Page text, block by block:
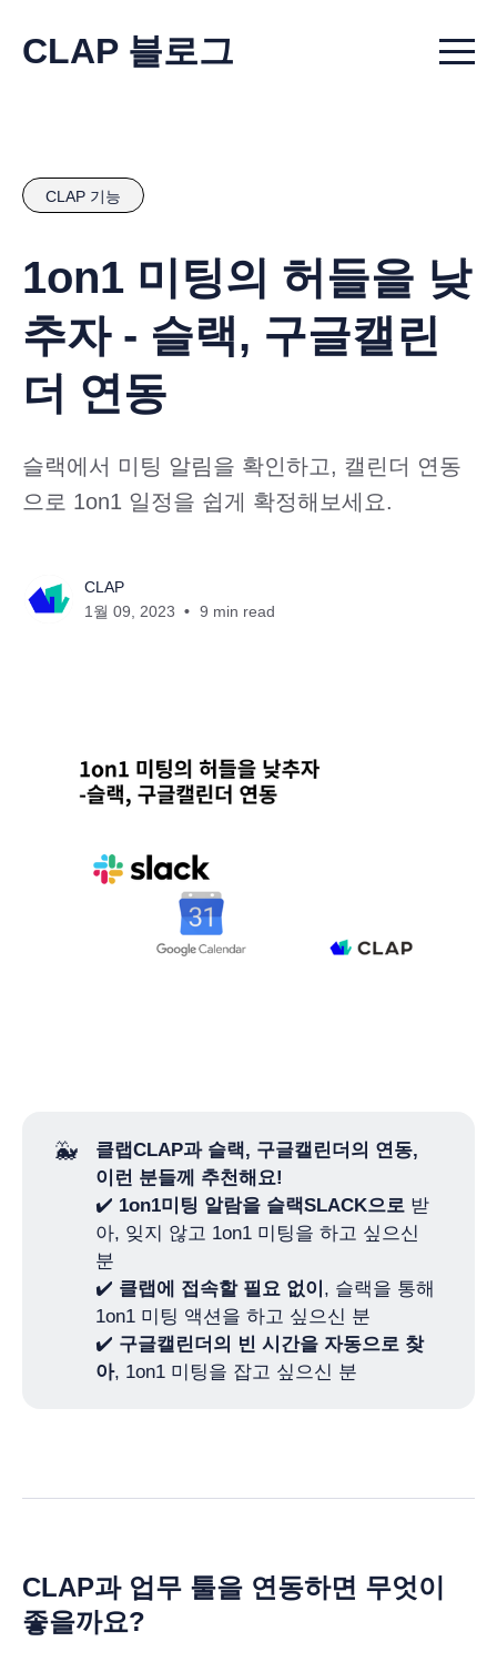
CLAP 블로그 Menu
CLAP 기능
1on1 미팅의 허들을 낮
추자 - 슬랙, 구글캘린
더 연동
슬랙에서 미팅 알림을 확인하고, 캘린더 연동
으로 1on1 일정을 쉽게 확정해보세요.
CLAP
1월 09, 2023
9 min read
🐳
클랩CLAP과 슬랙, 구글캘린더의 연동,
이런 분들께 추천해요!
✔️ 1on1미팅 알람을 슬랙SLACK으로 받
아, 잊지 않고 1on1 미팅을 하고 싶으신
분
✔️ 클랩에 접속할 필요 없이 , 슬랙을 통해
1on1 미팅 액션을 하고 싶으신 분
✔️ 구글캘린더의 빈 시간을 자동으로 찾
아, 1on1 미팅을 잡고 싶으신 분
CLAP과 업무 툴을 연동하면 무엇이
좋을까요?